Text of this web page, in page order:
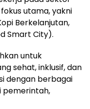
utama, yakni
Berkelanjutan,
Smart City).
untuk
sehat, inklusif, dan
dengan berbagai
pemerintah,